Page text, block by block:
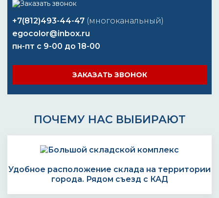
+7(812)493-44-47 (многоканальный)
egocolor@inbox.ru
пн-пт с 9-00 до 18-00
ЗАКАЗАТЬ ЗВОНОК
ПОЧЕМУ НАС ВЫБИРАЮТ
Удобное расположение склада на территории
города. Рядом съезд с КАД